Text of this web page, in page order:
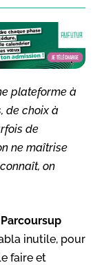
plateforme à
de choix à
de
ne maîtrise
on
inutile, pour
faire et